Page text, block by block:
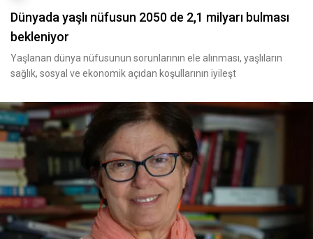
Dünyada yaşlı nüfusun 2050 de 2,1 milyarı bulması
bekleniyor
Yaşlanan dünya nüfusunun sorunlarının ele alınması, yaşlıların
sağlık, sosyal ve ekonomik açıdan koşullarının iyileşt